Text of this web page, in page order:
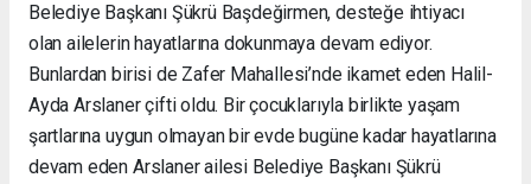
Belediye Başkanı Şükrü Başdeğirmen, desteğe ihtiyacı
olan ailelerin hayatlarına dokunmaya devam ediyor.
Bunlardan birisi de Zafer Mahallesi’nde ikamet eden Halil-
Ayda Arslaner çifti oldu. Bir çocuklarıyla birlikte yaşam
şartlarına uygun olmayan bir evde bugüne kadar hayatlarına
devam eden Arslaner ailesi Belediye Başkanı Şükrü